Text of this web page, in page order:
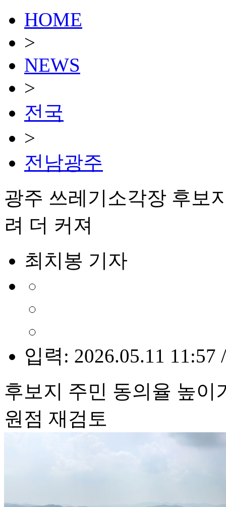
HOME
>
NEWS
>
전국
>
전남광주
광주 쓰레기소각장 후보
려 더 커져
최치봉 기자
입력: 2026.05.11 11:57
후보지 주민 동의율 높
원점 재검토